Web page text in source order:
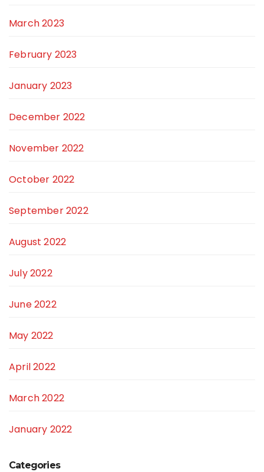
March 2023
February 2023
January 2023
December 2022
November 2022
October 2022
September 2022
August 2022
July 2022
June 2022
May 2022
April 2022
March 2022
January 2022
Categories